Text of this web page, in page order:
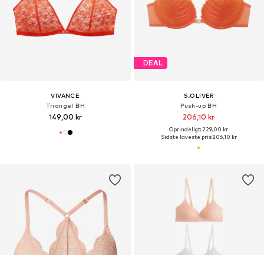
VIVANCE
Triangel BH
149,00 kr
DEAL
S.OLIVER
Push-up BH
206,10 kr
Oprindeligt: 229,00 kr
Sidste laveste pris:206,10 kr